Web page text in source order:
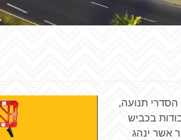
הסדרי תנועה,
בכביש
לציבור אשר ינהג